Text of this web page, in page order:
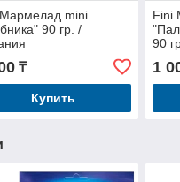
mini
90 гр. /
₸
Купить
Fini
90
1